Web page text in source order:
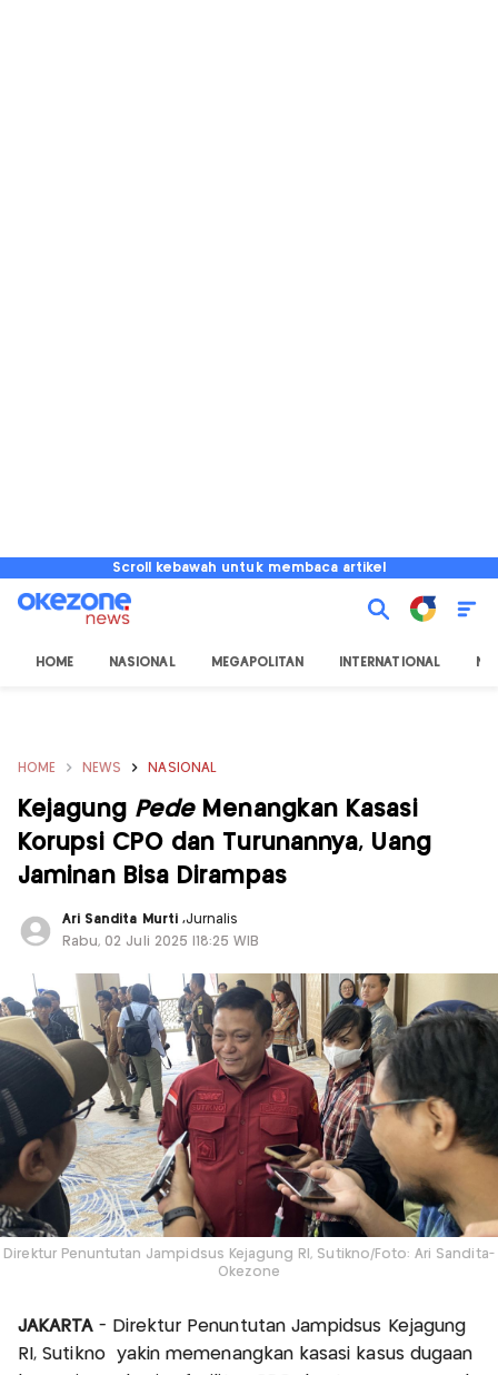
Scroll kebawah untuk membaca artikel
HOME NASIONAL MEGAPOLITAN INTERNATIONAL
HOME NEWS NASIONAL
Kejagung PedeMenangkan Kasasi
Korupsi CPO dan Turunannya, Uang
Jaminan Bisa Dirampas
Ari Sandita Murti ,Jurnalis
Rabu, 02 Juli 2025 |18:25 WIB
Direktur Penuntutan Jampidsus Kejagung RI, Sutikno/Foto: Ari Sandita-
Okezone
JAKARTA- Direktur Penuntutan Jampidsus Kejagung
RI, Sutikno yakin memenangkan kasasi kasus dugaan